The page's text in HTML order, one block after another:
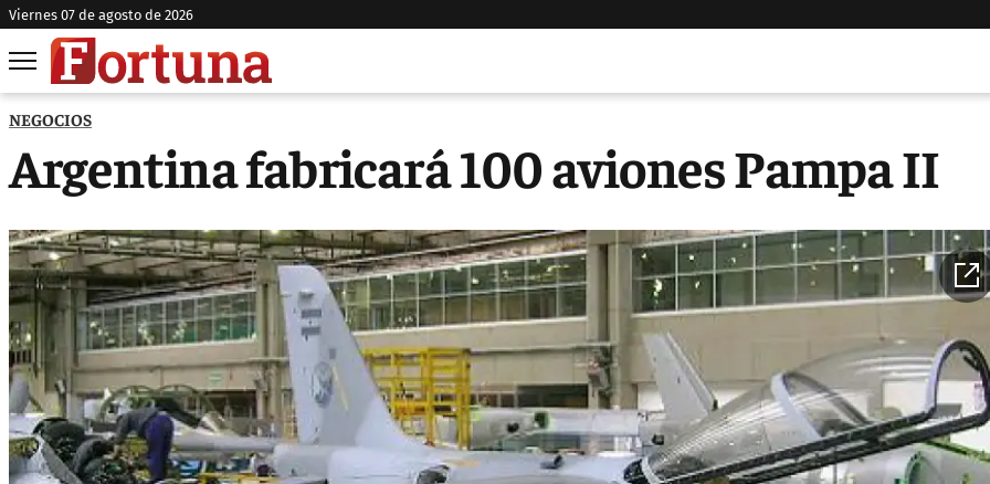
viernes 07 de agosto de 2026
NEGOCIOS
Argentina fabricará 100 aviones Pampa II